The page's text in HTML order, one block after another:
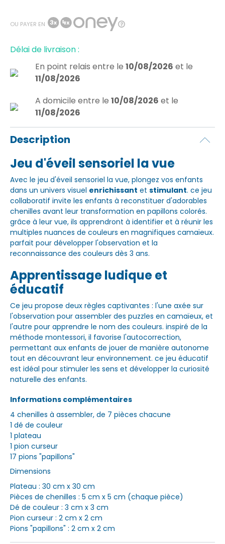
OU PAYER EN
Délai de livraison :
En point relais entre le 10/08/2026 et le
11/08/2026
A domicile entre le 10/08/2026 et le
11/08/2026
Description
Jeu d'éveil sensoriel la vue
Avec le jeu d'éveil sensoriel la vue, plongez vos enfants
dans un univers visuel enrichissant et stimulant. ce jeu
collaboratif invite les enfants à reconstituer d'adorables
chenilles avant leur transformation en papillons colorés.
grâce à leur vue, ils apprendront à identifier et à réunir les
multiples nuances de couleurs en magnifiques camaïeux.
parfait pour développer l'observation et la
reconnaissance des couleurs dès 3 ans.
Apprentissage ludique et
éducatif
Ce jeu propose deux règles captivantes : l'une axée sur
l'observation pour assembler des puzzles en camaïeux, et
l'autre pour apprendre le nom des couleurs. inspiré de la
méthode montessori, il favorise l'autocorrection,
permettant aux enfants de jouer de manière autonome
tout en découvrant leur environnement. ce jeu éducatif
est idéal pour stimuler les sens et développer la curiosité
naturelle des enfants.
Informations complémentaires
4 chenilles à assembler, de 7 pièces chacune
1 dé de couleur
1 plateau
1 pion curseur
17 pions "papillons"
Dimensions
Plateau : 30 cm x 30 cm
Pièces de chenilles : 5 cm x 5 cm (chaque pièce)
Dé de couleur : 3 cm x 3 cm
Pion curseur : 2 cm x 2 cm
Pions "papillons" : 2 cm x 2 cm